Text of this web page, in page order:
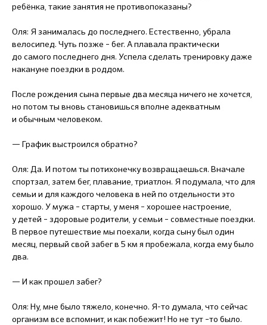
ребёнка, такие занятия не противопоказаны?
Оля: Я занималась до последнего. Естественно, убрала
велосипед. Чуть позже – бег. А плавала практически
до самого последнего дня. Успела сделать тренировку даже
накануне поездки в роддом.
После рождения сына первые два месяца ничего не хочется,
но потом ты вновь становишься вполне адекватным
и обычным человеком.
— График выстроился обратно?
Оля: Да. И потом ты потихонечку возвращаешься. Вначале
спортзал, затем бег, плавание, триатлон. Я подумала, что для
семьи и для каждого человека в ней по отдельности это
хорошо. У мужа – старты, у меня – хорошее настроение,
у детей – здоровые родители, у семьи – совместные поездки.
В первое путешествие мы поехали, когда сыну был один
месяц, первый свой забег в 5 км я пробежала, когда ему было
два.
— И как прошел забег?
Оля: Ну, мне было тяжело, конечно. Я-то думала, что сейчас
организм все вспомнит, и как побежит! Но не тут –то было.